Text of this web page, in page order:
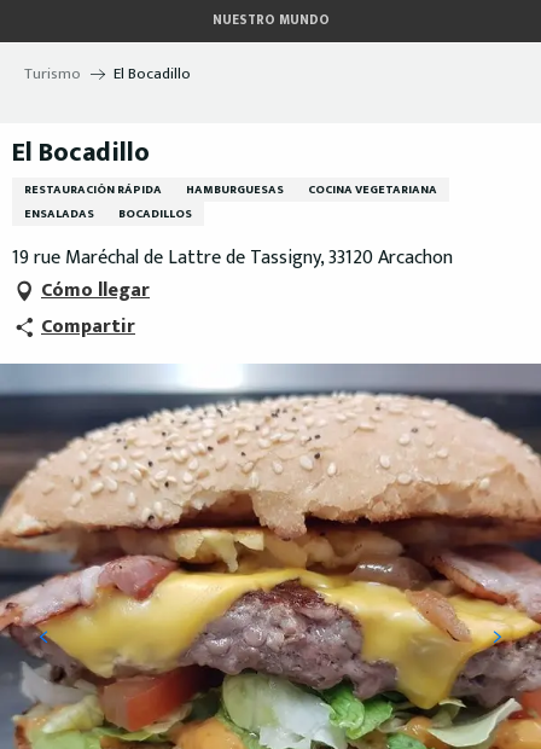
au
contenu
NUESTRO MUNDO
Turismo El Bocadillo
El Bocadillo
RESTAURACIÓN RÁPIDA HAMBURGUESAS
COCINA VEGETARIANA
ENSALADAS
BOCADILLOS
19 rue Maréchal de Lattre de Tassigny, 33120 Arcachon
Cómo llegar
Compartir